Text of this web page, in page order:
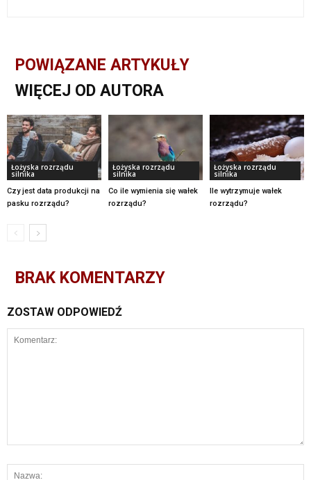
POWIĄZANE ARTYKUŁY
WIĘCEJ OD AUTORA
Łożyska rozrządu
silnika
Czy jest data produkcji na
pasku rozrządu?
Łożyska rozrządu
silnika
Co ile wymienia się wałek
rozrządu?
Łożyska rozrządu
silnika
Ile wytrzymuje wałek
rozrządu?
BRAK KOMENTARZY
ZOSTAW ODPOWIEDŹ